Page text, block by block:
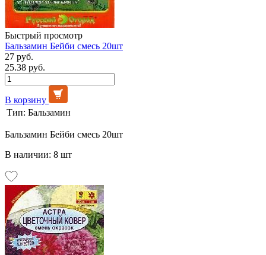
Быстрый просмотр
Бальзамин Бейби смесь 20шт
27 руб.
25.38 руб.
В корзину
Тип: Бальзамин
Бальзамин Бейби смесь 20шт
В наличии: 8 шт